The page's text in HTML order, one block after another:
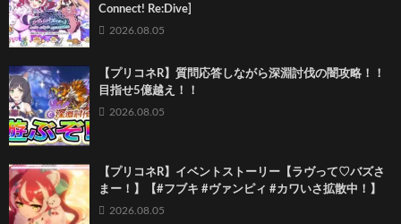
Connect! Re:Dive]
2026.08.05
【プリコネR】質問応答しながら深淵討伐の闇攻略！！
目指せ5億越え！！
2026.08.05
【プリコネR】イベントストーリー【ラヴって♡バズさ
まー！】【#フブキ #ヴァンピィ #カワいさ拡散中！】
2026.08.05